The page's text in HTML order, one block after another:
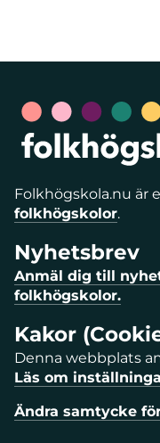
Folkhögskola.nu är
folkhögskolor.
Nyhetsbrev
Anmäl dig till
folkhögskolor.
Kakor
Denna webbplats
Läs om
Ändra samtycke